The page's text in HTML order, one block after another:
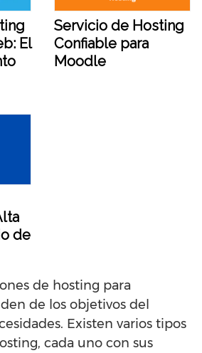
El
Servicio de Hosting
Confiable para
Moodle
de
de hosting para
de los objetivos del
Existen varios tipos
cada uno con sus